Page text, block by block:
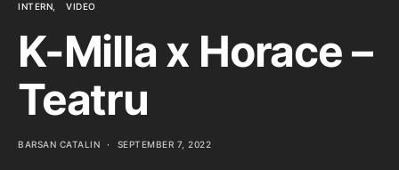
INTERN VIDEO
K-Milla x Horace –
Teatru
BARSAN CATALIN SEPTEMBER 7, 2022